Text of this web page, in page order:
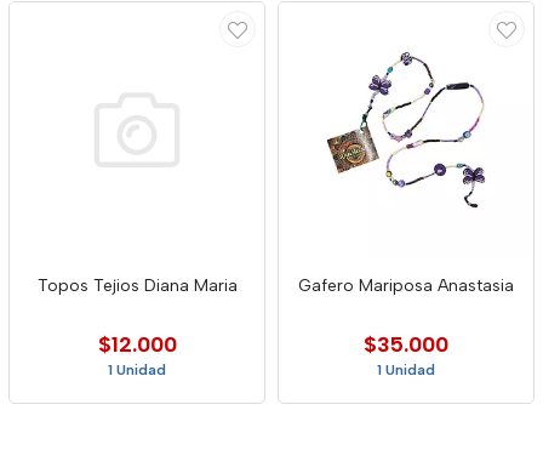
Topos Tejios Diana Maria
$12.000
1 Unidad
Gafero Mariposa Anastasia
$35.000
1 Unidad